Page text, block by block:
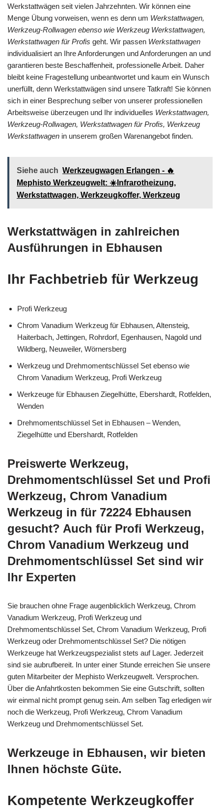
Werkstattwägen seit vielen Jahrzehnten. Wir können eine
Menge Übung vorweisen, wenn es denn um Werkstattwagen,
Werkzeug-Rollwagen ebenso wie Werkzeug Werkstattwagen,
Werkstattwagen für Profis geht. Wir passen Werkstattwagen
individualisiert an Ihre Anforderungen und Anforderungen an und
garantieren beste Beschaffenheit, professionelle Arbeit. Daher
bleibt keine Fragestellung unbeantwortet und kaum ein Wunsch
unerfüllt, denn Werkstattwägen sind unsere Tatkraft! Sie können
sich in einer Besprechung selber von unserer professionellen
Arbeitsweise überzeugen und Ihr individuelles Werkstattwagen,
Werkzeug-Rollwagen, Werkstattwagen für Profis, Werkzeug
Werkstattwagen in unserem großen Warenangebot finden.
Siehe auch Werkzeugwagen Erlangen - 🔥
Mephisto Werkzeugwelt: ☀️Infrarotheizung,
Werkstattwagen, Werkzeugkoffer, Werkzeug
Werkstattwägen in zahlreichen
Ausführungen in Ebhausen
Ihr Fachbetrieb für Werkzeug
Profi Werkzeug
Chrom Vanadium Werkzeug für Ebhausen, Altensteig,
Haiterbach, Jettingen, Rohrdorf, Egenhausen, Nagold und
Wildberg, Neuweiler, Wörnersberg
Werkzeug und Drehmomentschlüssel Set ebenso wie
Chrom Vanadium Werkzeug, Profi Werkzeug
Werkzeuge für Ebhausen Ziegelhütte, Ebershardt, Rotfelden,
Wenden
Drehmomentschlüssel Set in Ebhausen – Wenden,
Ziegelhütte und Ebershardt, Rotfelden
Preiswerte Werkzeug,
Drehmomentschlüssel Set und Profi
Werkzeug, Chrom Vanadium
Werkzeug in für 72224 Ebhausen
gesucht? Auch für Profi Werkzeug,
Chrom Vanadium Werkzeug und
Drehmomentschlüssel Set sind wir
Ihr Experten
Sie brauchen ohne Frage augenblicklich Werkzeug, Chrom
Vanadium Werkzeug, Profi Werkzeug und
Drehmomentschlüssel Set, Chrom Vanadium Werkzeug, Profi
Werkzeug oder Drehmomentschlüssel Set? Die nötigen
Werkzeuge hat Werkzeugspezialist stets auf Lager. Jederzeit
sind sie aubrufbereit. In unter einer Stunde erreichen Sie unsere
guten Mitarbeiter der Mephisto Werkzeugwelt. Versprochen.
Über die Anfahrtkosten bekommen Sie eine Gutschrift, sollten
wir einmal nicht prompt genug sein. Am selben Tag erledigen wir
noch die Werkzeug, Profi Werkzeug, Chrom Vanadium
Werkzeug und Drehmomentschlüssel Set.
Werkzeuge in Ebhausen, wir bieten
Ihnen höchste Güte.
Kompetente Werkzeugkoffer